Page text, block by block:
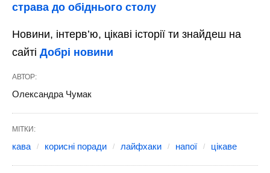
страва до обіднього столу
Новини, інтерв’ю, цікаві історії ти знайдеш на
сайті Добрі новини
АВТОР:
Олександра Чумак
МІТКИ:
кава корисні поради лайфхаки напої цікаве